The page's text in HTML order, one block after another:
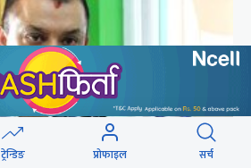
ट्रेन्डिङ प्रोफाइल सर्च